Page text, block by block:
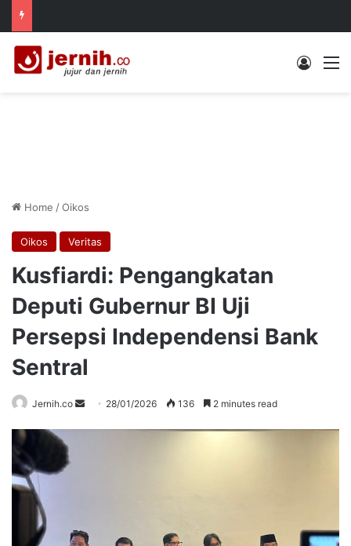
Log In
Home /Oikos
Oikos Veritas
Kusfiardi: Pengangkatan
Deputi Gubernur BI Uji
Persepsi Independensi Bank
Sentral
Jernih.co
Send 28/01/2026 136 2 minutes read